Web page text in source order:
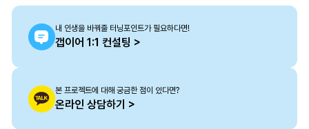
내 인생을 바꿔줄 터닝포인트가 필요하다면!
갭이어 1:1 컨설팅 >
본 프로젝트에 대해 궁금한 점이 있다면?
온라인 상담하기 >